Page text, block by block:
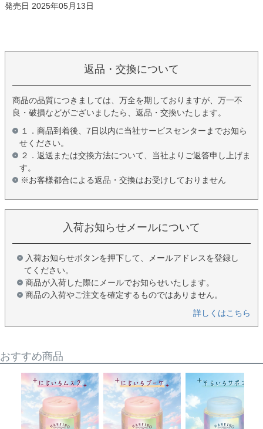
発売日 2025年05月13日
返品・交換について
商品の品質につきましては、万全を期しておりますが、万一不
良・破損などがございましたら、返品・交換いたします。
１．商品到着後、7日以内に当社サービスセンターまでお知ら
せください。
２．返送または交換方法について、当社よりご返答申し上げま
す。
※お客様都合による返品・交換はお受けしておりません
入荷お知らせメールについて
入荷お知らせボタンを押下して、メールアドレスを登録し
てください。
商品が入荷した際にメールでお知らせいたします。
商品の入荷やご注文を確定するものではありません。
詳しくはこちら
おすすめ商品